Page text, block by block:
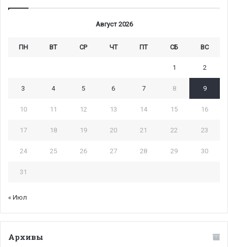
Август 2026
ПН ВТ СР ЧТ ПТ СБ ВС
1 2
3 4 5 6 7 8 9
10 11 12 13 14 15 16
17 18 19 20 21 22 23
24 25 26 27 28 29 30
31
« Июл
Архивы